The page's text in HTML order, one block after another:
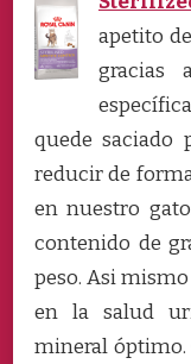
apetito
gracias
quede
reducir de
en nuestro
contenido de
peso. Asi
en la salud
mineral óptimo.